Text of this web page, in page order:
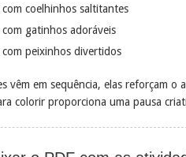
coelhinhos saltitantes
gatinhos adoráveis
peixinhos divertidos
vêm em sequência, elas reforçam
colorir proporciona uma pausa